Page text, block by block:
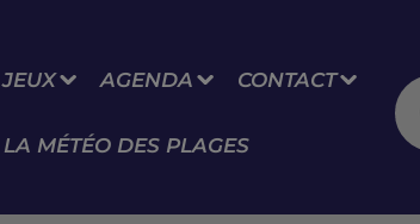
JEUX AGENDA CONTACT
LA MÉTÉO DES PLAGES